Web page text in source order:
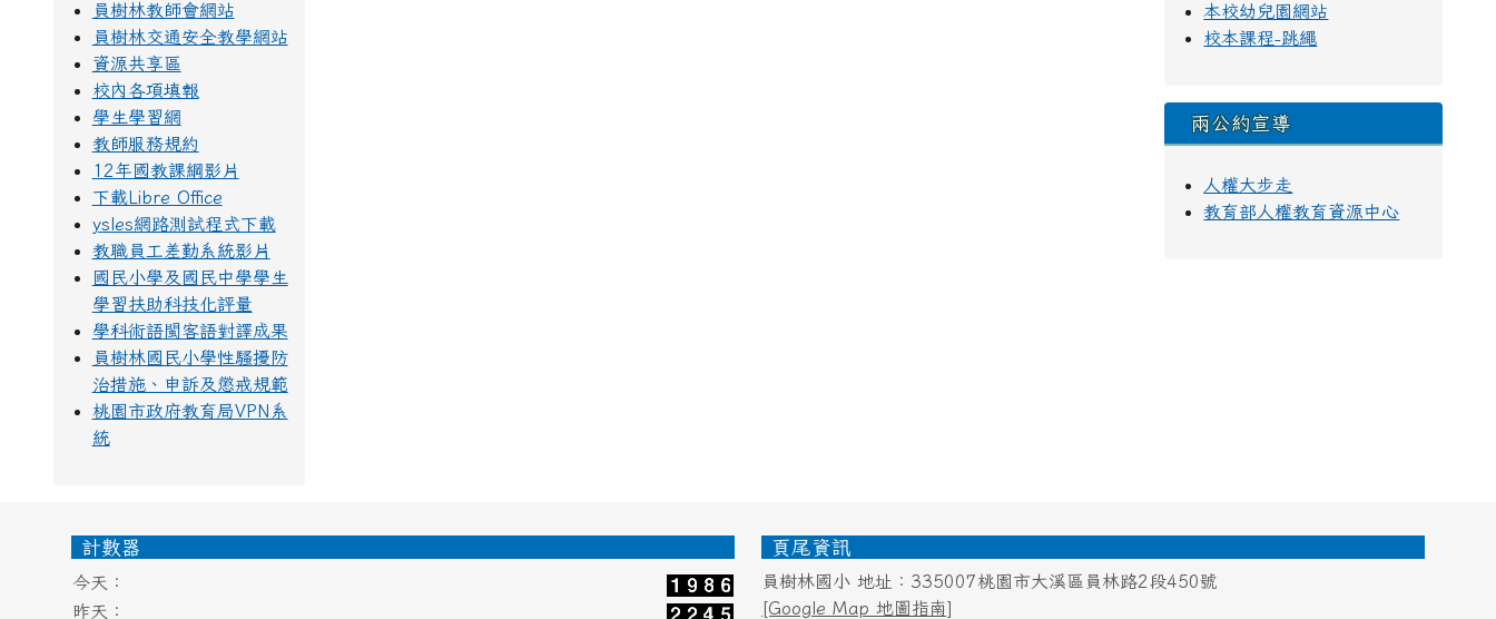
員樹林教師會網站
員樹林交通安全教學網站
資源共享區
校內各項填報
學生學習網
教師服務規約
12年國教課綱影片
下載Libre Office
ysles網路測試程式下載
教職員工差勤系統影片
國民小學及國民中學學生
學習扶助科技化評量
學科術語閩客語對譯成果
員樹林國民小學性騷擾防
治措施、申訴及懲戒規範
桃園市政府教育局VPN系
統
本校幼兒園網站
校本課程-跳繩
兩公約宣導
人權大步走
教育部人權教育資源中心
頁尾區域內容
計數器
今天：
昨天：
頁尾資訊
員樹林國小 地址：335007桃園市大溪區員林路2段450號
[Google Map 地圖指南]